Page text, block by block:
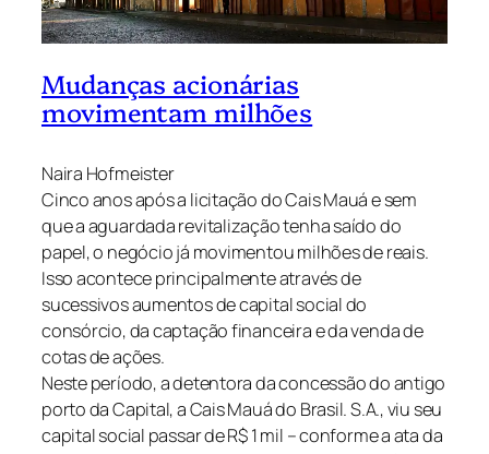
Mudanças acionárias
movimentam milhões
Naira Hofmeister
Cinco anos após a licitação do Cais Mauá e sem
que a aguardada revitalização tenha saído do
papel, o negócio já movimentou milhões de reais.
Isso acontece principalmente através de
sucessivos aumentos de capital social do
consórcio, da captação financeira e da venda de
cotas de ações.
Neste período, a detentora da concessão do antigo
porto da Capital, a Cais Mauá do Brasil. S.A., viu seu
capital social passar de R$ 1 mil – conforme a ata da